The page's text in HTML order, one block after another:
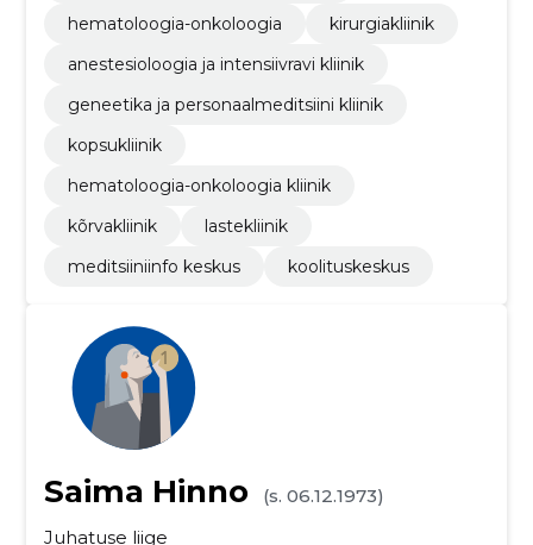
hematoloogia-onkoloogia
kirurgiakliinik
anestesioloogia ja intensiivravi kliinik
geneetika ja personaalmeditsiini kliinik
kopsukliinik
hematoloogia-onkoloogia kliinik
kõrvakliinik
lastekliinik
meditsiiniinfo keskus
koolituskeskus
Saima Hinno
(s. 06.12.1973)
Juhatuse liige